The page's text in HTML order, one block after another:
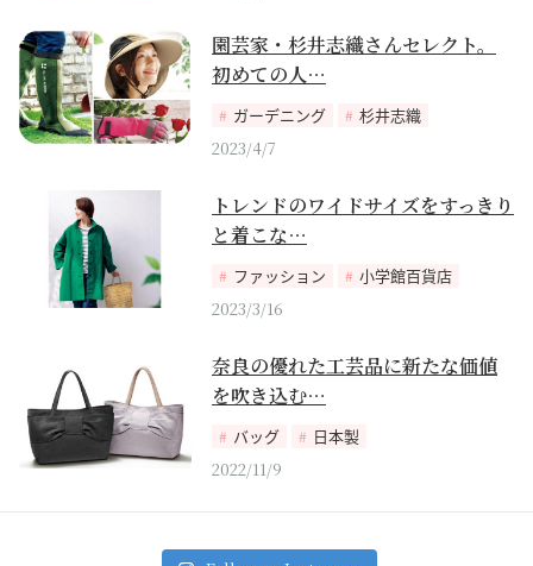
園芸家・杉井志織さんセレクト。
初めての人…
ガーデニング
杉井志織
2023/4/7
トレンドのワイドサイズをすっきり
と着こな…
ファッション
小学館百貨店
2023/3/16
奈良の優れた工芸品に新たな価値
を吹き込む…
バッグ
日本製
2022/11/9